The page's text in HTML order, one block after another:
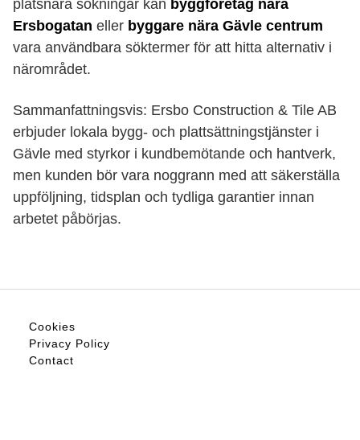
platsnära sökningar kan byggföretag nära
Ersbogatan eller byggare nära Gävle centrum
vara användbara söktermer för att hitta alternativ i
närområdet.
Sammanfattningsvis: Ersbo Construction & Tile AB
erbjuder lokala bygg- och plattsättningstjänster i
Gävle med styrkor i kundbemötande och hantverk,
men kunden bör vara noggrann med att säkerställa
uppföljning, tidsplan och tydliga garantier innan
arbetet påbörjas.
Cookies
Privacy Policy
Contact